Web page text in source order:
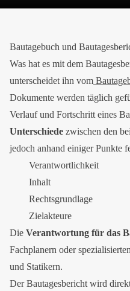
Bautagebuch und
Was hat es mit dem
unterscheidet ihn vom
Dokumente werden täglich
Verlauf und Fortschritt eines
Unterschiede zwischen den
jedoch anhand einiger Punkte
Verantwortlichkeit
Inhalt
Rechtsgrundlage
Zielakteure
Die Verantwortung für das
Fachplanern oder
und Statikern.
Der Bautagesbericht wird